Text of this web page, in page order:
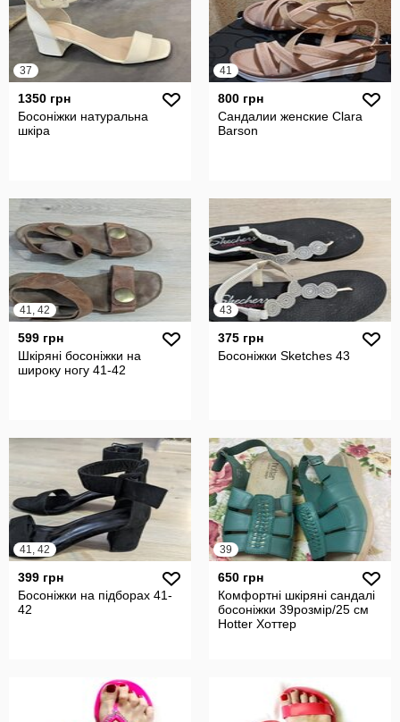
37
1350 грн
Босоніжки натуральна
шкіра
41
800 грн
Сандалии женские Clara
Barson
41, 42
599 грн
Шкіряні босоніжки на
широку ногу 41-42
43
375 грн
Босоніжки Sketches 43
41, 42
399 грн
Босоніжки на підборах 41-
42
39
650 грн
Комфортні шкіряні сандалі
босоніжки 39розмір/25 см
Hotter Хоттер